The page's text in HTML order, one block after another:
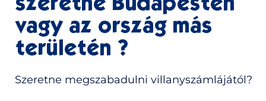
szeretne Budapesten
vagy az ország más
területén ?
Szeretne megszabadulni villanyszámlájától?